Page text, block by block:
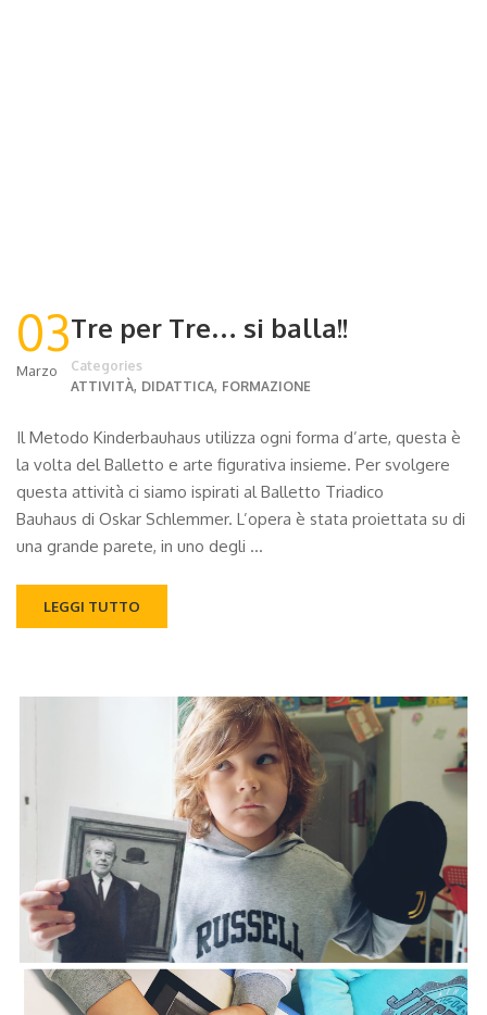
03
Marzo
Tre per Tre… si balla!!
Categories
ATTIVITÀ, DIDATTICA, FORMAZIONE
Il Metodo Kinderbauhaus utilizza ogni forma d’arte, questa è
la volta del Balletto e arte figurativa insieme. Per svolgere
questa attività ci siamo ispirati al Balletto Triadico
Bauhaus di Oskar Schlemmer. L’opera è stata proiettata su di
una grande parete, in uno degli …
LEGGI TUTTO